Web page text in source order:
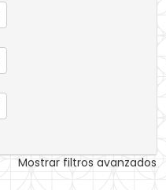
Mostrar filtros avanzados